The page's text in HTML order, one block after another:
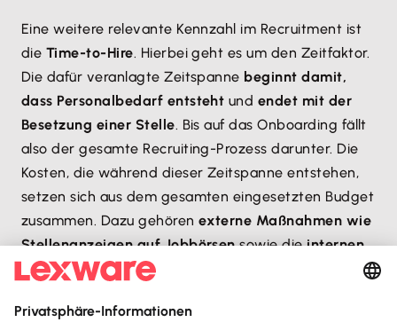
Eine weitere relevante Kennzahl im Recruitment ist
die Time-to-Hire. Hierbei geht es um den Zeitfaktor.
Die dafür veranlagte Zeitspanne beginnt damit,
dass Personalbedarf entsteht und endet mit der
Besetzung einer Stelle. Bis auf das Onboarding fällt
also der gesamte Recruiting-Prozess darunter. Die
Kosten, die während dieser Zeitspanne entstehen,
setzen sich aus dem gesamten eingesetzten Budget
zusammen. Dazu gehörenexterne Maßnahmen wie
Stellenanzeigen auf Jobbörsensowie dieinternen
Kosten, die sich durch die
welchen Stellenwert die jeweilige Position in deinem